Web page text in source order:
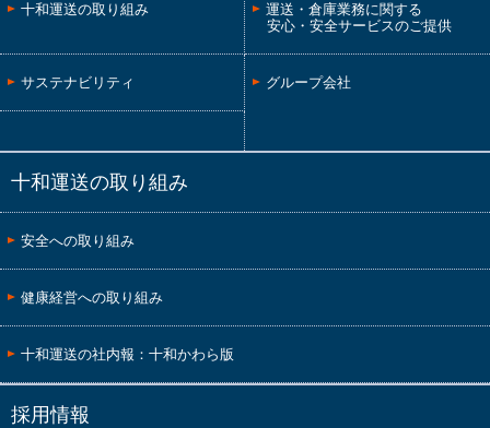
十和運送の取り組み
運送・倉庫業務に関する
安心・安全サービスのご提供
サステナビリティ グループ会社
十和運送の取り組み
安全への取り組み
健康経営への取り組み
十和運送の社内報：十和かわら版
採用情報